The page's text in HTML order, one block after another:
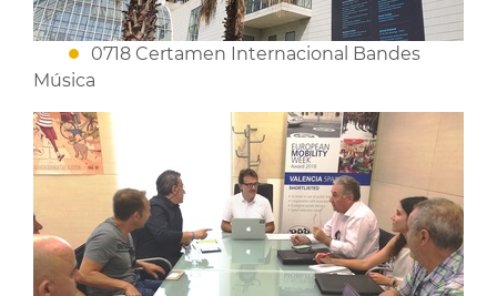
0718 Certamen Internacional Bandes
Música